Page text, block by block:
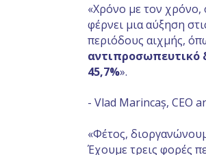
«Χρόνο με τον χρόνο,
φέρνει μια αύξηση
περιόδους αιχμής,
αντιπροσωπευτικό
45,7%».
- Vlad Marincaș, CEO
«Φέτος,
Έχουμε τρεις φορές